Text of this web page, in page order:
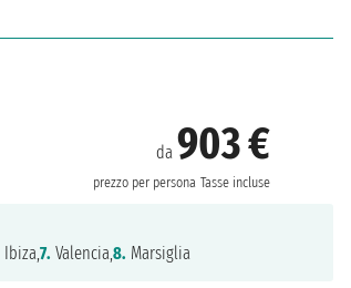
da 903 €
prezzo per persona Tasse incluse
Ibiza,7. Valencia,8. Marsiglia